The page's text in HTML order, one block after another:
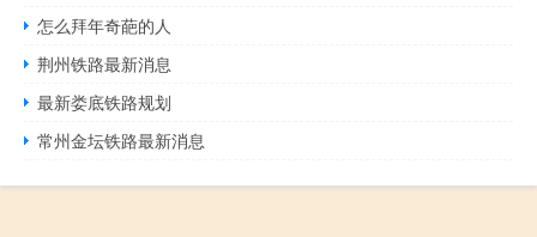
怎么拜年奇葩的人
荆州铁路最新消息
最新娄底铁路规划
常州金坛铁路最新消息